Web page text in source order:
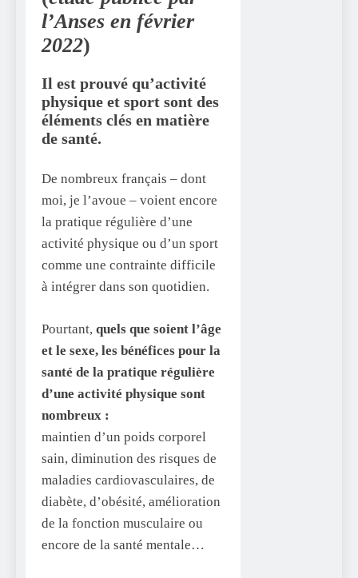
l’Anses en février
2022)
Il est prouvé qu’activité
physique et sport sont des
éléments clés en matière
de santé.
De nombreux français – dont
moi, je l’avoue – voient encore
la pratique régulière d’une
activité physique ou d’un sport
comme une contrainte difficile
à intégrer dans son quotidien.
Pourtant, quels que soient l’âge
et le sexe, les bénéfices pour la
santé de la pratique régulière
d’une activité physique sont
nombreux :
maintien d’un poids corporel
sain, diminution des risques de
maladies cardiovasculaires, de
diabète, d’obésité, amélioration
de la fonction musculaire ou
encore de la santé mentale…